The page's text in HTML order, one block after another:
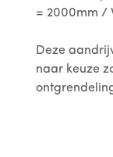
= 2000mm /
Deze
naar keuze